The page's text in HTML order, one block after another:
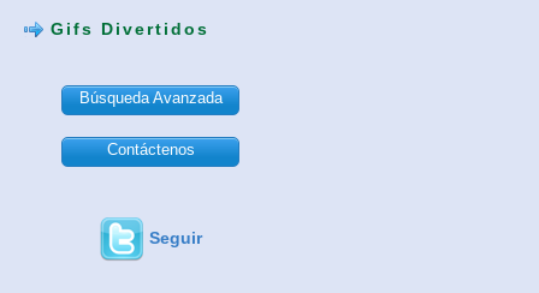
Gifs Divertidos
Búsqueda Avanzada
Contáctenos
Seguir